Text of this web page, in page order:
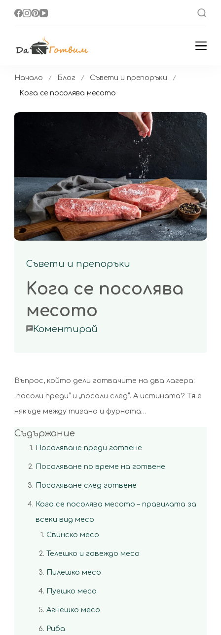
Начало Блог Съвети и препоръки
Kога се посолява месото
Съвети и препоръки
Kога се посолява
месото
Коментирай
Въпрос, който дели готвачите на два лагера:
„посоли преди“ и „посоли след“. А истината? Тя е
някъде между тигана и фурната…
Съдържание
Посоляване преди готвене
Посоляване по време на готвене
Посоляване след готвене
Кога се посолява месото – правилата за
всеки вид месо
Свинско месо
Телешко и говеждо месо
Пилешко месо
Пуешко месо
Агнешко месо
Риба